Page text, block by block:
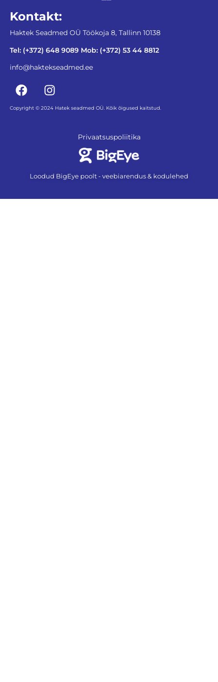
Kontakt:
Haktek Seadmed OÜ Töökoja 8, Tallinn 10138
Tel: (+372) 648 9089 Mob: (+372) 53 44 8812
info@haktekseadmed.ee
Copyright © 2024 Hatek seadmed OÜ. Kõik õigused kaitstud.
Privaatsuspoliitika
Loodud BigEye poolt - veebiarendus & kodulehed